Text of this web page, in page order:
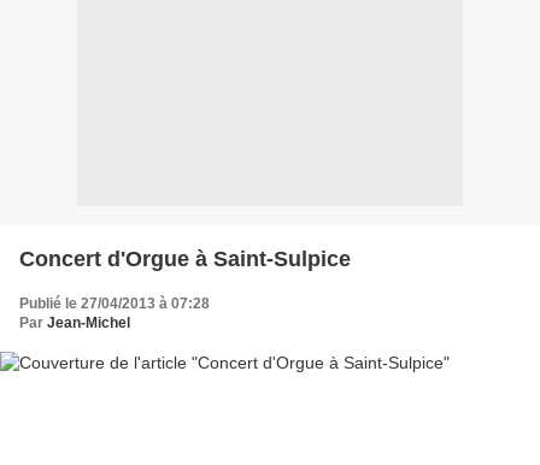
Concert d'Orgue à Saint-Sulpice
Publié le 27/04/2013 à 07:28
Par Jean-Michel